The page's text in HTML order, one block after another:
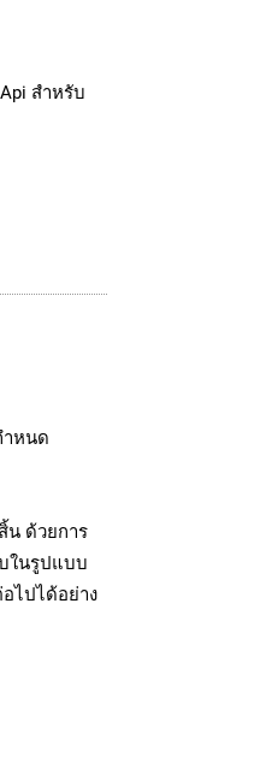
สำหรับ
ำหนด
น ด้วยการ
ในรูปแบบ
ไปได้อย่าง